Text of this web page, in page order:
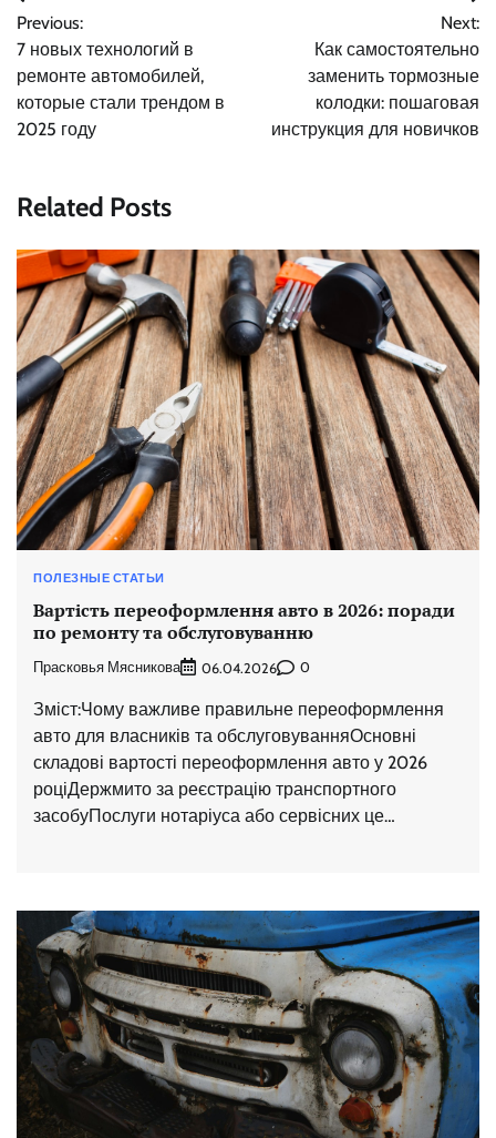
по
записям
Previous:
7 новых технологий в
ремонте автомобилей,
которые стали трендом в
2025 году
Next:
Как самостоятельно
заменить тормозные
колодки: пошаговая
инструкция для новичков
Related Posts
ПОЛЕЗНЫЕ СТАТЬИ
Вартість переоформлення авто в 2026: поради
по ремонту та обслуговуванню
Прасковья Мясникова 06.04.2026 0
Зміст:Чому важливе правильне переоформлення
авто для власників та обслуговуванняОсновні
складові вартості переоформлення авто у 2026
роціДержмито за реєстрацію транспортного
засобуПослуги нотаріуса або сервісних це…